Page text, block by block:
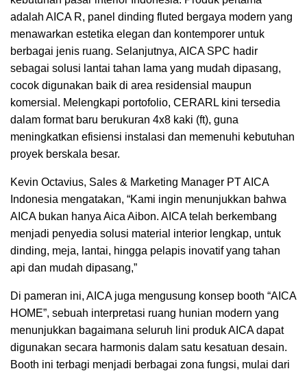
adalah AICA R, panel dinding fluted bergaya modern yang
menawarkan estetika elegan dan kontemporer untuk
berbagai jenis ruang. Selanjutnya, AICA SPC hadir
sebagai solusi lantai tahan lama yang mudah dipasang,
cocok digunakan baik di area residensial maupun
komersial. Melengkapi portofolio, CERARL kini tersedia
dalam format baru berukuran 4x8 kaki (ft), guna
meningkatkan efisiensi instalasi dan memenuhi kebutuhan
proyek berskala besar.
Kevin Octavius, Sales & Marketing Manager PT AICA
Indonesia mengatakan, “Kami ingin menunjukkan bahwa
AICA bukan hanya Aica Aibon. AICA telah berkembang
menjadi penyedia solusi material interior lengkap, untuk
dinding, meja, lantai, hingga pelapis inovatif yang tahan
api dan mudah dipasang,”
Di pameran ini, AICA juga mengusung konsep booth “AICA
HOME”, sebuah interpretasi ruang hunian modern yang
menunjukkan bagaimana seluruh lini produk AICA dapat
digunakan secara harmonis dalam satu kesatuan desain.
Booth ini terbagi menjadi berbagai zona fungsi, mulai dari